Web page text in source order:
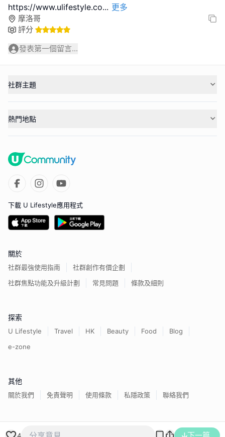
https://www.ulifestyle.co... 更多
摩洛哥
評分
發表第一個留言...
4
社群主題
熱門地點
下載 U Lifestyle應用程式
關於
社群最強使用指南
社群創作有價企劃
社群焦點功能及升級計劃
常見問題 條款及細則
探索
U Lifestyle Travel HK Beauty Food
Blog
e-zone
其他
關於我們 免責聲明 使用條款 私隱政策 聯絡我們
香港經濟日報版權所有©